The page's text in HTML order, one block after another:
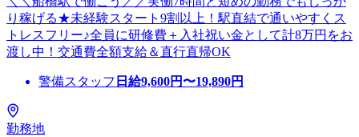
り稼げる★未経験スタート9割以上！駅直結で通いやすくス
トレスフリー♪全員に研修費＋入社祝い金として計8万円をお
渡し中！交通費全額支給＆直行直帰OK
警備スタッフ 日給9,600円〜19,890円
勤務地